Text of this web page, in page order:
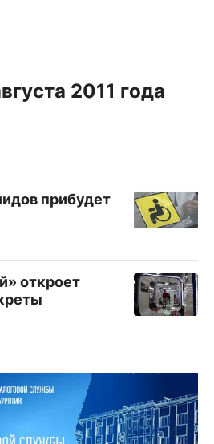
2011 года
прибудет
откроет